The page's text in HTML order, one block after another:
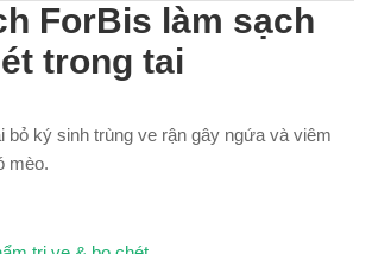
ForBis làm sạch
trong tai
bỏ ký sinh trùng ve rận gây ngứa và viêm
mèo.